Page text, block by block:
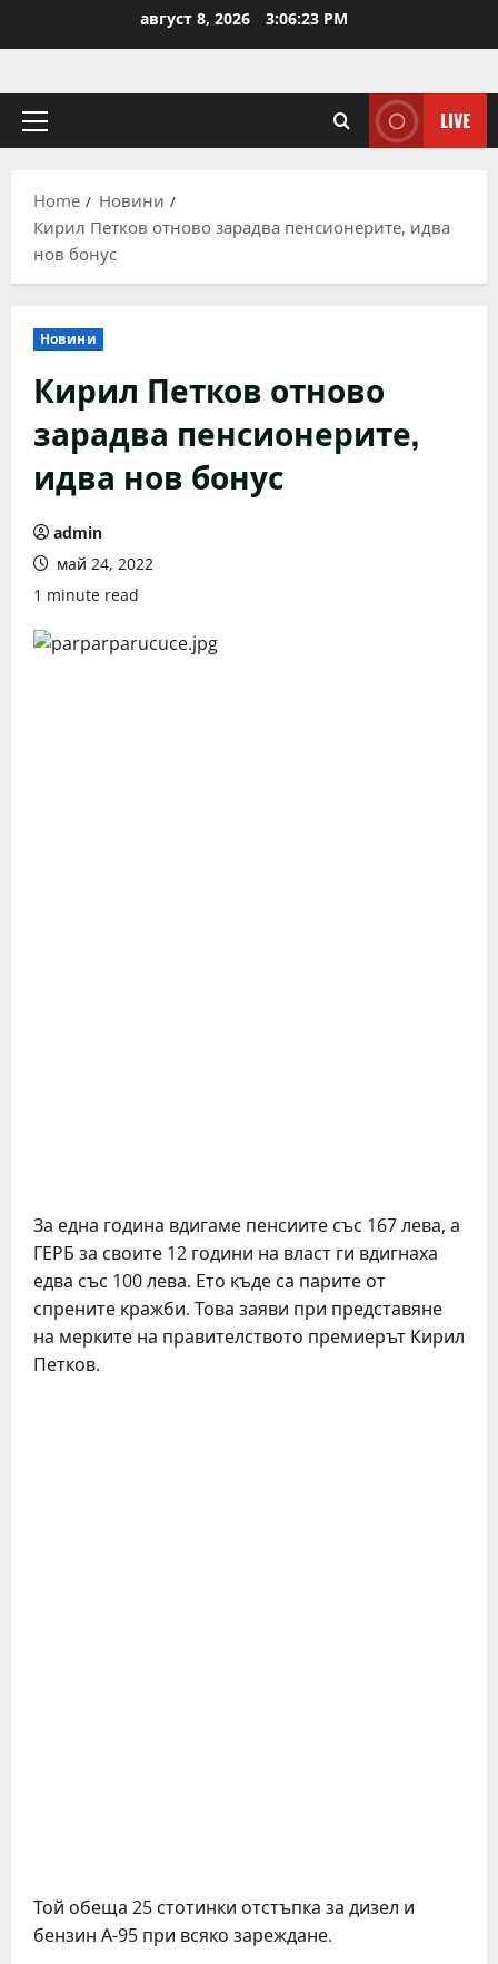
август 8, 2026 3:06:24 PM
Primary
LIVE
Home
Новини
Кирил Петков отново зарадва пенсионерите, идва
нов бонус
Новини
Кирил Петков отново
зарадва пенсионерите,
идва нов бонус
admin
май 24, 2022
1 minute read
За една година вдигаме пенсиите със 167 лева, а
ГЕРБ за своите 12 години на власт ги вдигнаха
едва със 100 лева. Ето къде са парите от
спрените кражби. Това заяви при представяне
на мерките на правителството премиерът Кирил
Петков.
Той обеща 25 стотинки отстъпка за дизел и
бензин А-95 при всяко зареждане.